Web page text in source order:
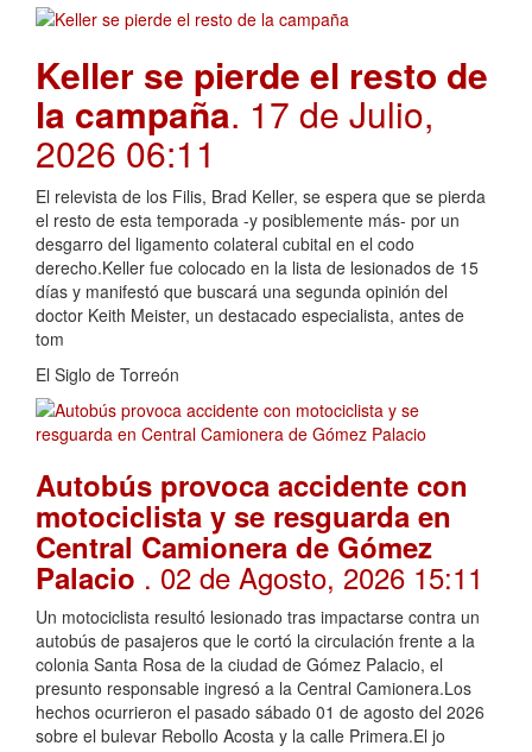
Keller se pierde el resto de
la campaña. 17 de Julio,
2026 06:11
El relevista de los Filis, Brad Keller, se espera que se pierda
el resto de esta temporada -y posiblemente más- por un
desgarro del ligamento colateral cubital en el codo
derecho.Keller fue colocado en la lista de lesionados de 15
días y manifestó que buscará una segunda opinión del
doctor Keith Meister, un destacado especialista, antes de
tom
El Siglo de Torreón
Autobús provoca accidente con
motociclista y se resguarda en
Central Camionera de Gómez
Palacio . 02 de Agosto, 2026 15:11
Un motociclista resultó lesionado tras impactarse contra un
autobús de pasajeros que le cortó la circulación frente a la
colonia Santa Rosa de la ciudad de Gómez Palacio, el
presunto responsable ingresó a la Central Camionera.Los
hechos ocurrieron el pasado sábado 01 de agosto del 2026
sobre el bulevar Rebollo Acosta y la calle Primera.El jo